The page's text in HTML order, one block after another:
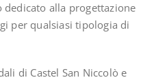
alla progettazione
per qualsiasi tipologia di
di Castel San Niccolò e